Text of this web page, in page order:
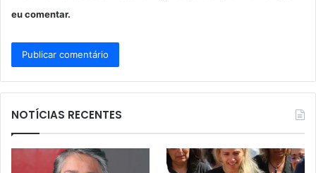
eu comentar.
NOTÍCIAS RECENTES